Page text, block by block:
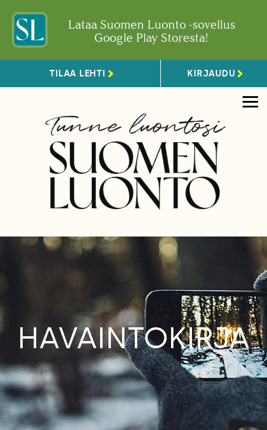
Lataa Suomen Luonto -sovellus
Google Play Storesta!
TILAA LEHTI KIRJAUDU
HAVAINTOKIRJA